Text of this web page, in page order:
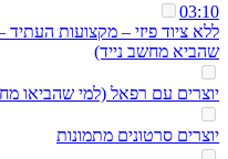
03:10
ללא ציוד פיזי – מקצועות העתיד
שהביא מחשב נייד)
יוצרים עם רפאל (למי שהביאו
יוצרים סרטונים מתמונות